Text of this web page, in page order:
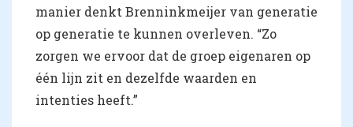
manier denkt Brenninkmeijer van generatie
op generatie te kunnen overleven. “Zo
zorgen we ervoor dat de groep eigenaren op
één lijn zit en dezelfde waarden en
intenties heeft.”